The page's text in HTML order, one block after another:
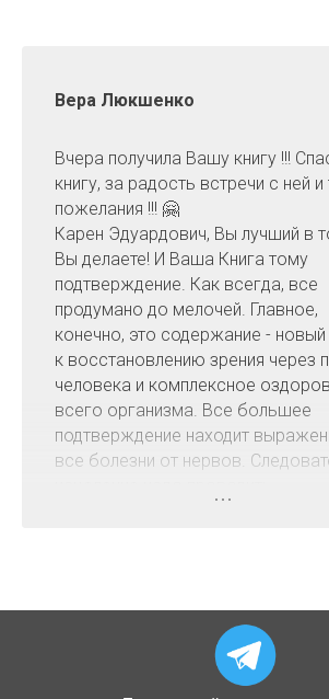
Вера Люкшенко
Вчера получила Вашу книгу !!!
книгу, за радость встречи с ней и
пожелания !!! 🤗
Карен Эдуардович, Вы лучший в
Вы делаете! И Ваша Книга тому
подтверждение. Как всегда, все
продумано до мелочей. Главное,
конечно, это содержание - новый
к восстановлению зрения через
человека и комплексное
всего организма. Все большее
подтверждение находит
все болезни от нервов.
добывать самому» - так сказал
замечательный человек,
хирург и учёный Николай Амосов.
фраза могла бы стать